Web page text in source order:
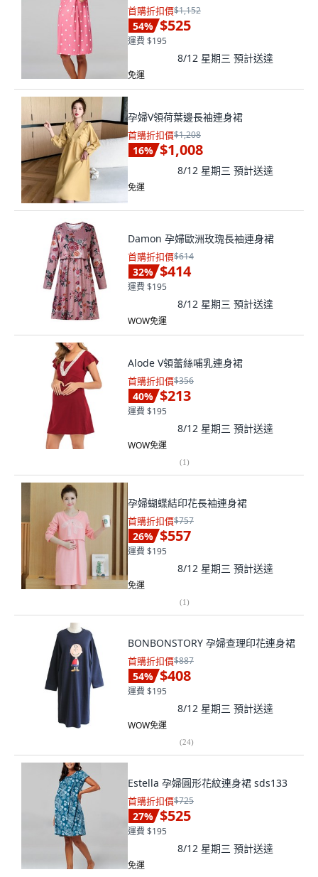
首購折扣價$1,152
54% $525
運費 $195
8/12 星期三 預計送達
免運
孕婦V領荷葉邊長袖連身裙
首購折扣價$1,208
16% $1,008
8/12 星期三 預計送達
免運
Damon 孕婦歐洲玫瑰長袖連身裙
首購折扣價$614
32% $414
運費 $195
8/12 星期三 預計送達
WOW免運
Alode V領蕾絲哺乳連身裙
首購折扣價$356
40% $213
運費 $195
8/12 星期三 預計送達
WOW免運
(1)
孕婦蝴蝶結印花長袖連身裙
首購折扣價$757
26% $557
運費 $195
8/12 星期三 預計送達
免運
(1)
BONBONSTORY 孕婦查理印花連身裙
首購折扣價$887
54% $408
運費 $195
8/12 星期三 預計送達
WOW免運
(24)
Estella 孕婦圓形花紋連身裙 sds133
首購折扣價$725
27% $525
運費 $195
8/12 星期三 預計送達
免運